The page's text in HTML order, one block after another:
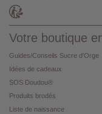
Votre boutique
Guides/Conseils Sucre d'Orge
Idées de cadeaux
SOS Doudou®
Produits brodés
Liste de naissance